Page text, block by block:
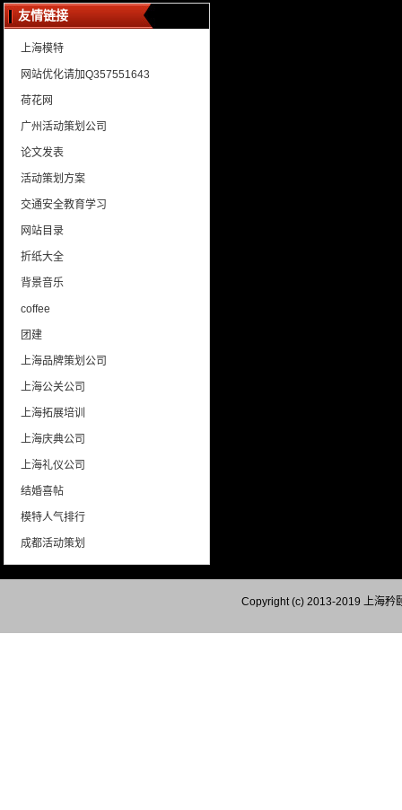
友情链接
上海模特
网站优化请加Q357551643
荷花网
广州活动策划公司
论文发表
活动策划方案
交通安全教育学习
网站目录
折纸大全
背景音乐
coffee
团建
上海品牌策划公司
上海公关公司
上海拓展培训
上海庆典公司
上海礼仪公司
结婚喜帖
模特人气排行
成都活动策划
Copyright (c) 2013-2019 上海矜